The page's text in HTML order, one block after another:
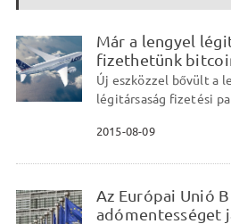
Már a lengyel
fizethetünk
Új eszközzel bővült a
légitársaság fizetési
2015-08-09
Az Európai Unió
adómentességet